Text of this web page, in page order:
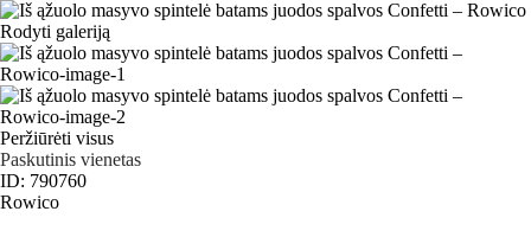
Rodyti galeriją
Peržiūrėti visus
Paskutinis vienetas
ID: 790760
Rowico